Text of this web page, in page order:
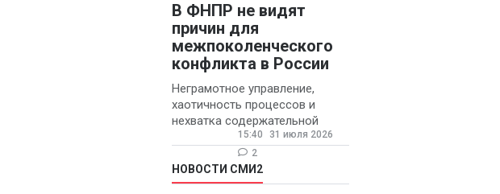
В ФНПР не видят
причин для
межпоколенческого
конфликта в России
Неграмотное управление,
хаотичность процессов и
нехватка содержательной
обратной связи от
руководителя являются
основными причинами
конфликтов и раздражения в
15:40
31 июля 2026
2
НОВОСТИ СМИ2